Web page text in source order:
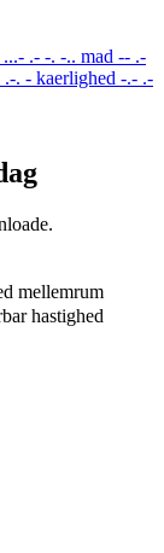
...- .- -. -.. mad -- .-
.-. - kaerlighed -.- .-
mellemrum
hastighed